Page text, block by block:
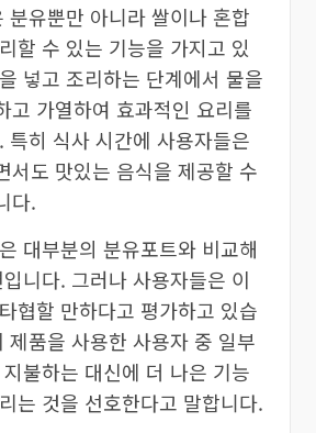
분유뿐만 아니라 쌀이나 혼합
할 수 있는 기능을 가지고 있
넣고 조리하는 단계에서 물을
고 가열하여 효과적인 요리를
특히 식사 시간에 사용자들은
서도 맛있는 음식을 제공할 수
다.
대부분의 분유포트와 비교해
니다. 그러나 사용자들은 이
협할 만하다고 평가하고 있습
제품을 사용한 사용자 중 일부
불하는 대신에 더 나은 기능
는 것을 선호한다고 말합니다.